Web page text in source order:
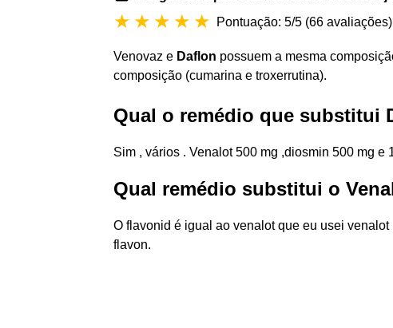
Pontuação: 5/5 (66 avaliações)
Venovaz e Daflon possuem a mesma
composição (cumarina e troxerrutina).
Qual o remédio que substitui
Sim , vários . Venalot 500 mg ,diosmin 500 mg e
Qual remédio substitui o
O flavonid é igual ao venalot que eu usei
flavon.